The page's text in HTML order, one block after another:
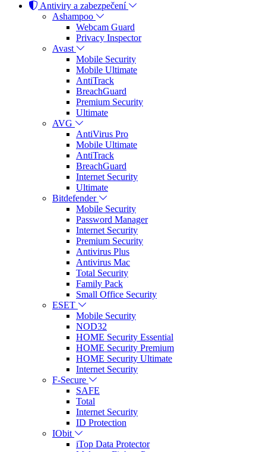
Antiviry a zabezpečení
Ashampoo
Webcam Guard
Privacy Inspector
Avast
Mobile Security
Mobile Ultimate
AntiTrack
BreachGuard
Premium Security
Ultimate
AVG
AntiVirus Pro
Mobile Ultimate
AntiTrack
BreachGuard
Internet Security
Ultimate
Bitdefender
Mobile Security
Password Manager
Internet Security
Premium Security
Antivirus Plus
Antivirus Mac
Total Security
Family Pack
Small Office Security
ESET
Mobile Security
NOD32
HOME Security Essential
HOME Security Premium
HOME Security Ultimate
Internet Security
F-Secure
SAFE
Total
Internet Security
ID Protection
IObit
iTop Data Protector